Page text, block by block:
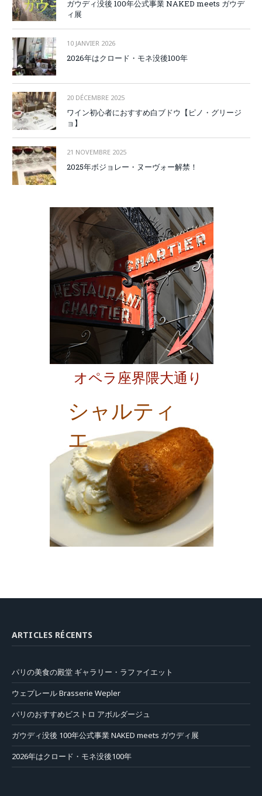
ガウディ没後 100年公式事業 NAKED meets ガウデ
ィ展
10 JANVIER 2026
2026年はクロード・モネ没後100年
20 DÉCEMBRE 2025
ワイン初心者におすすめ白ブドウ【ピノ・グリージ
ョ】
21 NOVEMBRE 2025
2025年ボジョレー・ヌーヴォー解禁！
シャルティ
エ
オペラ座界隈大通り
ARTICLES RÉCENTS
パリの美食の殿堂 ギャラリー・ラファイエット
ウェプレール Brasserie Wepler
パリのおすすめビストロ アボルダージュ
ガウディ没後 100年公式事業 NAKED meets ガウディ展
2026年はクロード・モネ没後100年